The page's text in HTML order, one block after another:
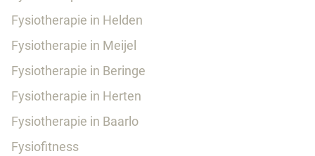
Fysiotherapie in Helden
Fysiotherapie in Meijel
Fysiotherapie in Beringe
Fysiotherapie in Herten
Fysiotherapie in Baarlo
Fysiofitness